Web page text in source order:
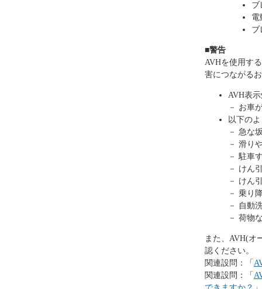
ブ
電
ブ
■警告
AVHを使用す
害につながる
AVH表
－ お車
以下の
－ 急な
－ 滑り
－ 駐車
－ けん
－ けん
－ 乗り
－ 自動
－ 荷物
また、AVH(オ
認ください。
関連設問：「
関連設問：「